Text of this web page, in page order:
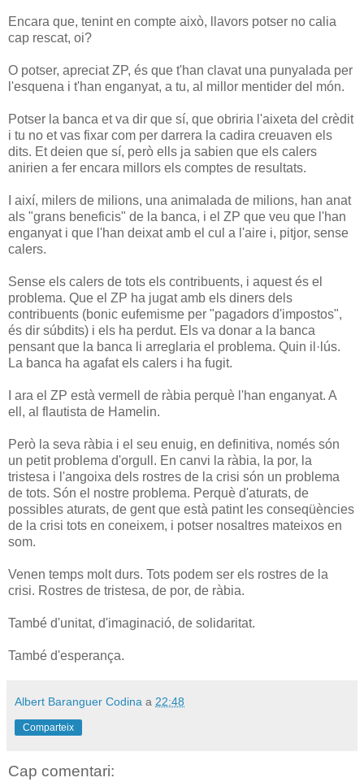
Encara que, tenint en compte això, llavors potser no calia
cap rescat, oi?
O potser, apreciat ZP, és que t'han clavat una punyalada per
l'esquena i t'han enganyat, a tu, al millor mentider del món.
Potser la banca et va dir que sí, que obriria l'aixeta del crèdit
i tu no et vas fixar com per darrera la cadira creuaven els
dits. Et deien que sí, però ells ja sabien que els calers
anirien a fer encara millors els comptes de resultats.
I així, milers de milions, una animalada de milions, han anat
als "grans beneficis" de la banca, i el ZP que veu que l'han
enganyat i que l'han deixat amb el cul a l'aire i, pitjor, sense
calers.
Sense els calers de tots els contribuents, i aquest és el
problema. Que el ZP ha jugat amb els diners dels
contribuents (bonic eufemisme per "pagadors d'impostos",
és dir súbdits) i els ha perdut. Els va donar a la banca
pensant que la banca li arreglaria el problema. Quin il·lús.
La banca ha agafat els calers i ha fugit.
I ara el ZP està vermell de ràbia perquè l'han enganyat. A
ell, al flautista de Hamelin.
Però la seva ràbia i el seu enuig, en definitiva, només són
un petit problema d'orgull. En canvi la ràbia, la por, la
tristesa i l'angoixa dels rostres de la crisi són un problema
de tots. Són el nostre problema. Perquè d'aturats, de
possibles aturats, de gent que està patint les conseqüències
de la crisi tots en coneixem, i potser nosaltres mateixos en
som.
Venen temps molt durs. Tots podem ser els rostres de la
crisi. Rostres de tristesa, de por, de ràbia.
També d'unitat, d'imaginació, de solidaritat.
També d'esperança.
Albert Baranguer Codina a 22:48
Comparteix
Cap comentari: